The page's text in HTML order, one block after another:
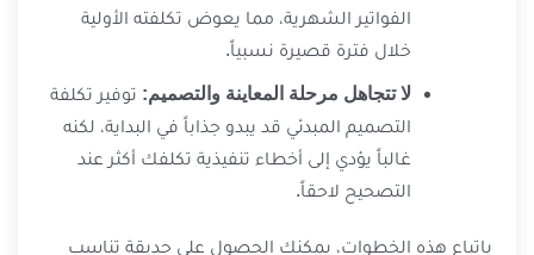
الفواتير الشهرية، مما يعوض تكلفته الأولية
خلال فترة قصيرة نسبياً.
لا تتجاهل مرحلة المعاينة والتصميم: توفير تكلفة
التصميم المبدئي قد يبدو جذاباً في البداية، لكنه
غالباً يؤدي إلى أخطاء تنفيذية تكلفك أكثر عند
التصحيح لاحقاً.
باتباع هذه الخطوات، يمكنك الحصول على حديقة تناسب